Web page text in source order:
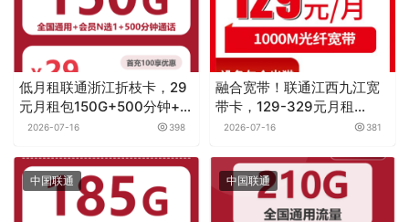
低月租联通浙江折枝卡，29
元月租包150G+500分钟+会
员2026-07-16 398
融合宽带！联通江西九江宽
带卡，129-329元月租
1000M70-200G+800-
宽带授信返现）
2026-07-16 381
中国联通 中国联通